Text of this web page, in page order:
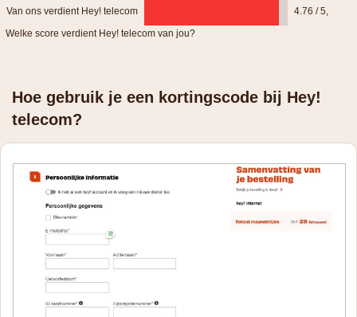
Van ons verdient Hey! telecom 4.76 / 5
Welke score verdient Hey! telecom van jou?
Hoe gebruik je een kortingscode bij Hey!
telecom?